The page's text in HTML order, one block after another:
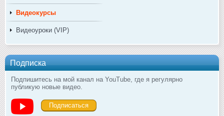
Видеокурсы
Видеоуроки (VIP)
Подписка
Подпишитесь на мой канал на YouTube, где я регулярно
публикую новые видео.
Подписаться